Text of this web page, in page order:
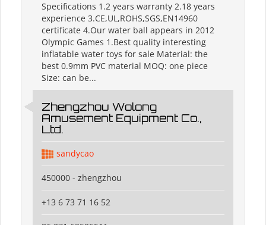
Specifications 1.2 years warranty 2.18 years
experience 3.CE,UL,ROHS,SGS,EN14960
certificate 4.Our water ball appears in 2012
Olympic Games 1.Best quality interesting
inflatable water toys for sale Material: the
best 0.9mm PVC material MOQ: one piece
Size: can be...
Zhengzhou Wolong
Amusement Equipment Co.,
Ltd.
sandycao
450000 - zhengzhou
+13 6 73 71 16 52